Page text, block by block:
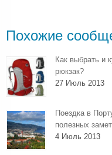
Похожие
Как выбрать и
рюкзак?
27 Июль 2013
Поездка в
полезных
4 Июль 2013